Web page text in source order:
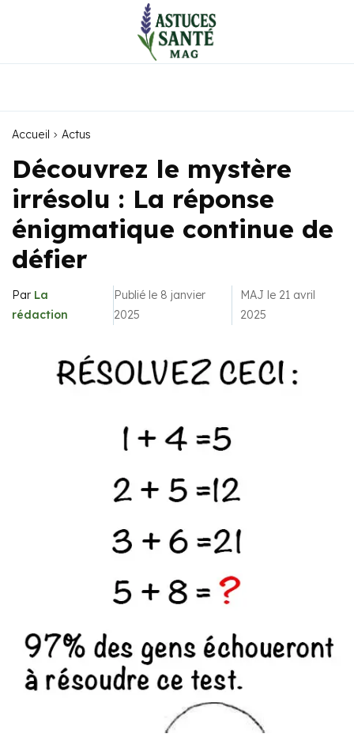
Accueil Actus
Découvrez le mystère
irrésolu : La réponse
énigmatique continue de
défier
Par La
rédaction
Publié le 8 janvier
2025
MAJ le 21 avril
2025